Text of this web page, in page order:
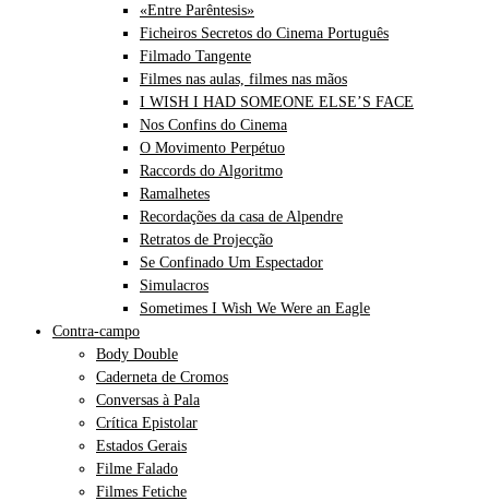
«Entre Parêntesis»
Ficheiros Secretos do Cinema Português
Filmado Tangente
Filmes nas aulas, filmes nas mãos
I WISH I HAD SOMEONE ELSE’S FACE
Nos Confins do Cinema
O Movimento Perpétuo
Raccords do Algoritmo
Ramalhetes
Recordações da casa de Alpendre
Retratos de Projecção
Se Confinado Um Espectador
Simulacros
Sometimes I Wish We Were an Eagle
Contra-campo
Body Double
Caderneta de Cromos
Conversas à Pala
Crítica Epistolar
Estados Gerais
Filme Falado
Filmes Fetiche